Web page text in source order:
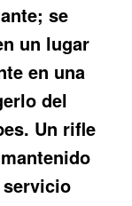
se
un lugar
en una
del
Un rifle
servicio